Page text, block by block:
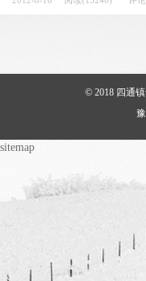
© 2018 四通
sitemap